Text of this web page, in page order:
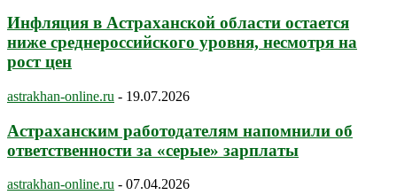
Инфляция в Астраханской области остается
ниже среднероссийского уровня, несмотря на
рост цен
astrakhan-online.ru - 19.07.2026
Астраханским работодателям напомнили об
ответственности за «серые» зарплаты
astrakhan-online.ru - 07.04.2026